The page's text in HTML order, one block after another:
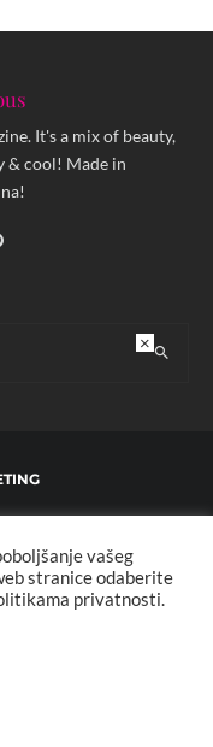
It's a mix of beauty,
& cool! Made in
zadržana. Developed by:
vašeg
stranice odaberite
privatnosti.
×